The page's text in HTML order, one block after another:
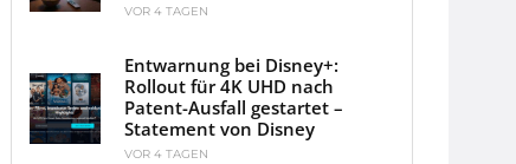
VOR 4 TAGEN
Entwarnung bei Disney+:
Rollout für 4K UHD nach
Patent-Ausfall gestartet –
Statement von Disney
VOR 4 TAGEN